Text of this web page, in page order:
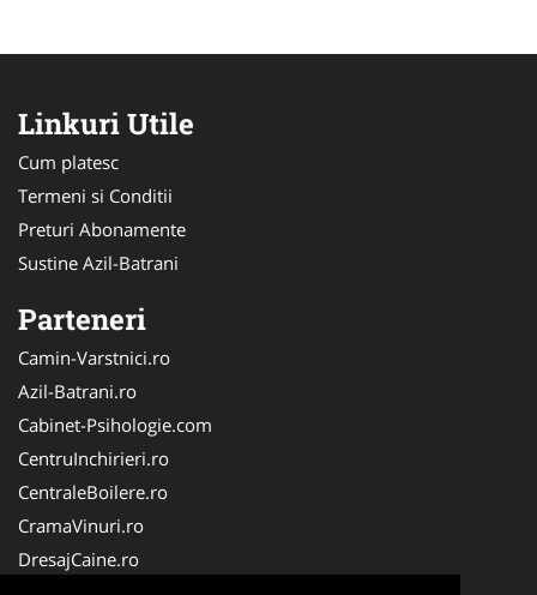
Linkuri Utile
Cum platesc
Termeni si Conditii
Preturi Abonamente
Sustine Azil-Batrani
Parteneri
Camin-Varstnici.ro
Azil-Batrani.ro
Cabinet-Psihologie.com
CentruInchirieri.ro
CentraleBoilere.ro
CramaVinuri.ro
DresajCaine.ro